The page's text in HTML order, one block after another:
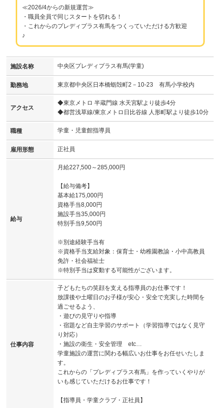
≪2026/4からの新規運営≫
・職員全員で同じスタートを切れる！
・これからのプレディプラス有馬をつくっていただける方歓迎
♪
施設名称 中央区プレディプラス有馬(学童)
勤務地 東京都中央区日本橋蛎殻町2－10-23 有馬小学校内
アクセス
◆東京メトロ 半蔵門線 水天宮駅より徒歩4分
◆都営浅草線/東京メトロ日比谷線 人形町駅より徒歩10分
職種 学童・児童館指導員
雇用形態 正社員
給与
月給227,500～285,000円
【給与備考】
基本給175,000円
資格手当8,000円
施設手当35,000円
特別手当9,500円
※別途経験手当有
※資格手当支給対象：保育士・幼稚園教諭・小中高教員
免許・社会福祉士
※特別手当は変動する可能性がございます。
仕事内容
子どもたちの笑顔を支える指導員のお仕事です！
放課後や土曜日のお子様が安心・安全で充実した時間を
過ごせるよう、
・遊びの見守りや指導
・宿題など自主学習のサポート（学習指導ではなく見守
り対応）
・施設の衛生・安全管理 etc…
学童施設の運営に関わる幅広いお仕事をお任せいたしま
す。
これからの「プレディプラス有馬」を作っていくやりが
いも感じていただけるお仕事です！
【指導員・学童クラブ・正社員】